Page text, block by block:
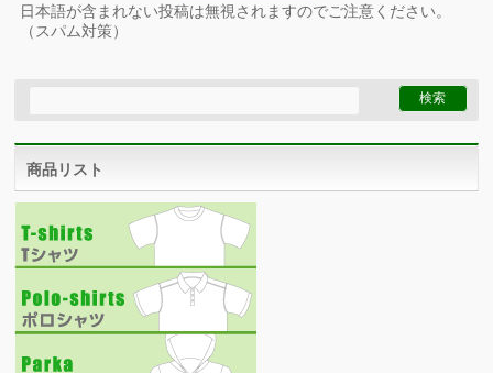
日本語が含まれない投稿は無視されますのでご注意ください。
（スパム対策）
商品リスト